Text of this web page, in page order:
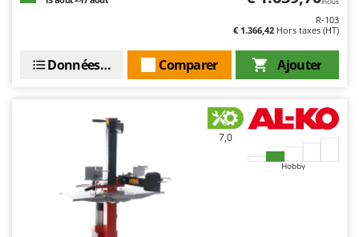
Partisani
Pramac
Prismafood
R-103
€ 1.366,42 Hors taxes (HT)
Ajouter
Comparer
Données techniques
7,0
Hobby